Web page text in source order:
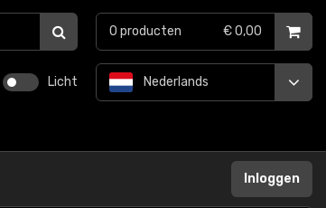
Licht Nederlands
0 producten € 0,00
Inloggen